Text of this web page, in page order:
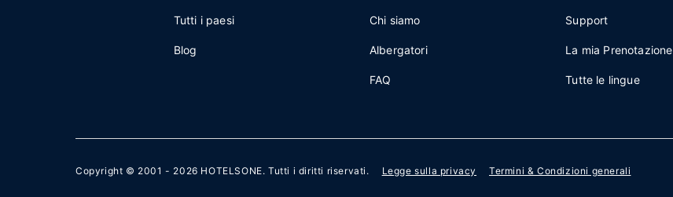
Tutti i paesi
Blog
Chi siamo
Albergatori
FAQ
Support
La mia Prenotazione
Tutte le lingue
Copyright © 2001 - 2026 HOTELSONE. Tutti i diritti riservati. Legge sulla privacy Termini & Condizioni generali